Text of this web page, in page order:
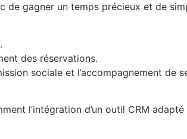
de gagner un temps précieux et de
des réservations.
sociale et l’accompagnement de
l’intégration d’un outil CRM